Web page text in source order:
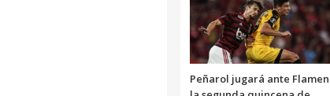
Peñarol jugará ante